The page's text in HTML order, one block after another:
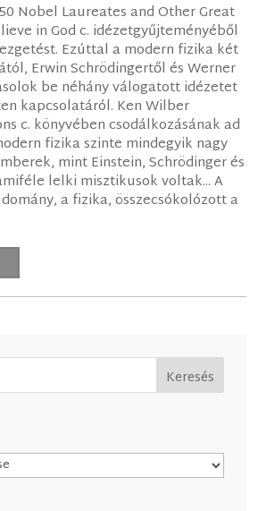
Nobel Laureates and Other Great
in God c. idézetgyűjteményéből
Ezúttal a modern fizika két
Erwin Schrödingertől és Werner
be néhány válogatott idézetet
kapcsolatáról. Ken Wilber
c. könyvében csodálkozásának ad
fizika szinte mindegyik nagy
mint Einstein, Schrödinger és
lelki misztikusok voltak... A
a fizika, összecsókolózott a